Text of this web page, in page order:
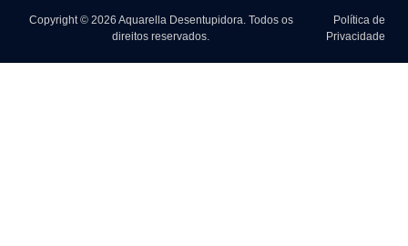
Copyright © 2026 Aquarella Desentupidora. Todos os
direitos reservados.
Política de
Privacidade